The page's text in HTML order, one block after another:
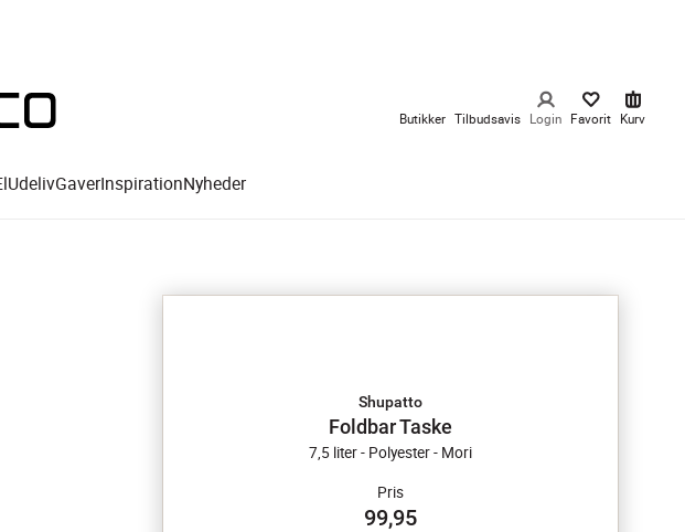
Butikker Tilbudsavis Login Favorit Kurv
UdelivGaverInspirationNyheder
Shupatto
Foldbar Taske
7,5 liter - Polyester - Mori
Pris
99,95